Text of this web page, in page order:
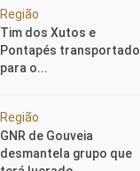
Região
Tim dos Xutos e
Pontapés transportado
para o...
Região
GNR de Gouveia
desmantela grupo que